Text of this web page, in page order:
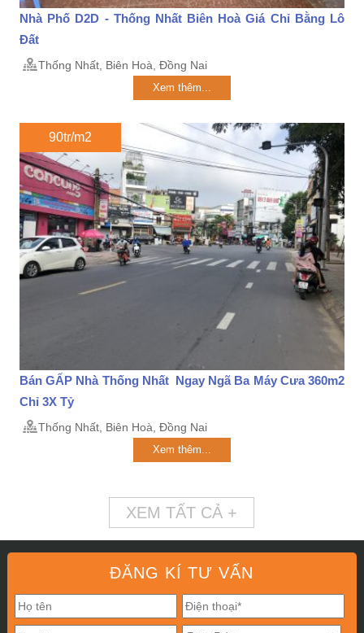
Nhà Phố D2D - Thống Nhất Biên Hoà Giá Chỉ Bằng Lô
Đất
Thống Nhất, Biên Hoà, Đồng Nai
Xem thêm...
90tr/m2
Bán GẤP Nhà Thống Nhất Ngay Ngã Ba Máy Cưa 360m2
Chỉ 3X Tỷ
Thống Nhất, Biên Hoà, Đồng Nai
Xem thêm...
XEM TẤT CẢ +
ĐĂNG KÍ TƯ VẤN